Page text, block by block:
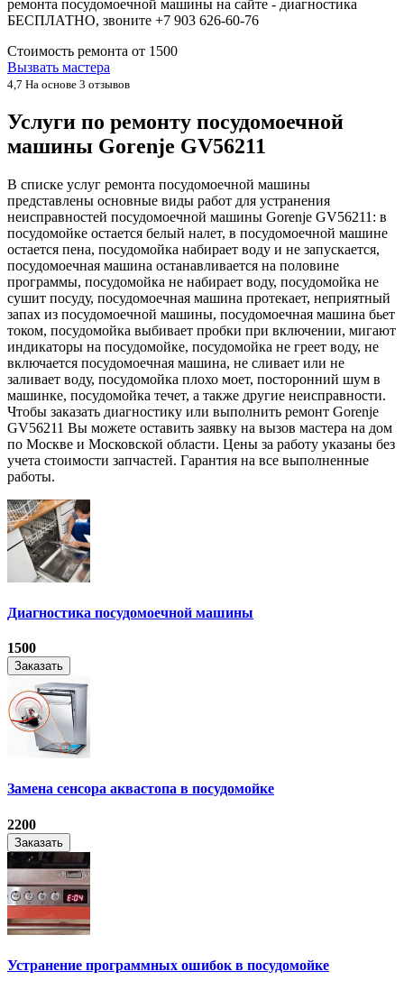
ремонта посудомоечной машины на сайте - диагностика
БЕСПЛАТНО, звоните +7 903 626-60-76
Стоимость ремонта от 1500
Вызвать мастера
4,7 На основе 3 отзывов
Услуги по ремонту посудомоечной
машины Gorenje GV56211
В списке услуг ремонта посудомоечной машины
представлены основные виды работ для устранения
неисправностей посудомоечной машины Gorenje GV56211: в
посудомойке остается белый налет, в посудомоечной машине
остается пена, посудомойка набирает воду и не запускается,
посудомоечная машина останавливается на половине
программы, посудомойка не набирает воду, посудомойка не
сушит посуду, посудомоечная машина протекает, неприятный
запах из посудомоечной машины, посудомоечная машина бьет
током, посудомойка выбивает пробки при включении, мигают
индикаторы на посудомойке, посудомойка не греет воду, не
включается посудомоечная машина, не сливает или не
заливает воду, посудомойка плохо моет, посторонний шум в
машинке, посудомойка течет, а также другие неисправности.
Чтобы заказать диагностику или выполнить ремонт Gorenje
GV56211 Вы можете оставить заявку на вызов мастера на дом
по Москве и Московской области. Цены за работу указаны без
учета стоимости запчастей. Гарантия на все выполненные
работы.
Диагностика посудомоечной машины
1500
Заказать
Замена сенсора аквастопа в посудомойке
2200
Заказать
Устранение программных ошибок в посудомойке